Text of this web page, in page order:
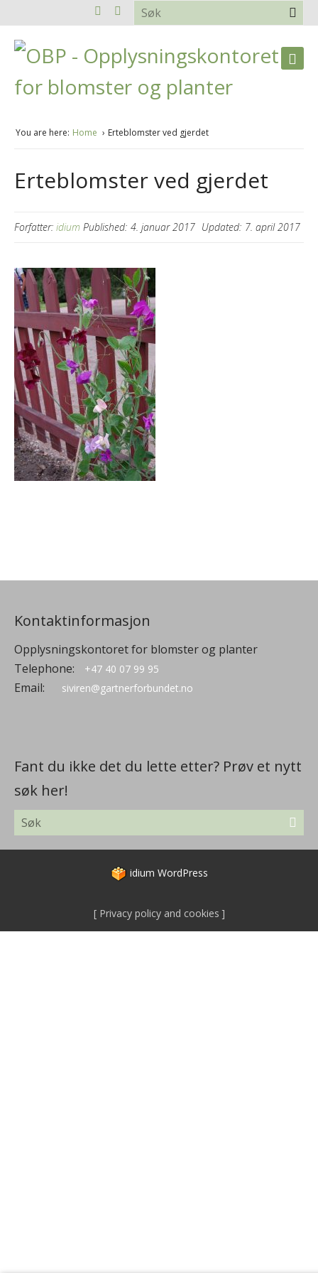
You are here: Home Erteblomster ved gjerdet
Erteblomster ved gjerdet
Forfatter: idium Published: 4. januar 2017 Updated: 7. april 2017
Kontaktinformasjon
Opplysningskontoret for blomster og planter
Telephone:
+47 40 07 99 95
Email: siviren@gartnerforbundet.no
Fant du ikke det du lette etter? Prøv et nytt
søk her!
idium WordPress
Privacy policy and cookies